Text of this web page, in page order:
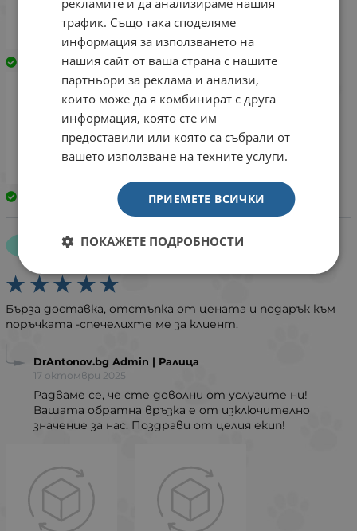
Закупен Закупен
Катя Иванова
Бърза доставка, отстъпка от цената и подарък към
поръчката -спечелихте ме за клиент.
DrAntonov.bg Admin | Ралица
17 октомври 2025
Радваме се, че сте доволни от услугите ни!
Вашата обратна връзка е от изключително
значение за нас. Поздрави от целия екип!
рекламите и да анализираме нашия
трафик. Също така споделяме
информация за използването на
нашия сайт от ваша страна с нашите
партньори за реклама и анализи,
които може да я комбинират с друга
информация, която сте им
предоставили или която са събрали от
вашето използване на техните услуги.
ПРИЕМЕТЕ ВСИЧКИ
ПОКАЖЕТЕ ПОДРОБНОСТИ